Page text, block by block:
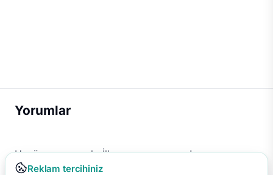
Yorumlar
Henüz yorum yok. İlk yorumu sen yap!
Reklam tercihiniz